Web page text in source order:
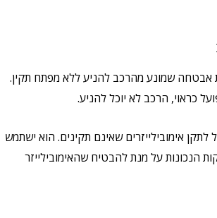
אבטחה שמונע מהרכב להניע ללא מפתח תקין.
כראוי, הרכב לא יוכל להניע.
לתקן אימובילייזרים שאינם תקינים. הוא ישתמש
הנכונות על מנת להבטיח שהאימובילייזר